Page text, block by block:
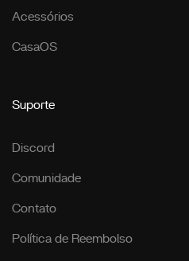
Acessórios
CasaOS
Suporte
Discord
Comunidade
Contato
Política de Reembolso